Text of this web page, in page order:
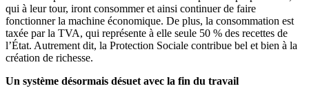
qui à leur tour, iront consommer et ainsi continuer de faire
fonctionner la machine économique. De plus, la consommation est
taxée par la TVA, qui représente à elle seule 50 % des recettes de
l’État. Autrement dit, la Protection Sociale contribue bel et bien à la
création de richesse.
Un système désormais désuet avec la fin du travail